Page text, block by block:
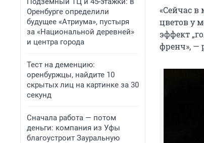
Оренбурге определили
будущее «Атриума», пустыря
за «Национальной деревней»
и центра города
Тест на деменцию:
оренбуржцы, найдите 10
скрытых лиц на картинке за 30
секунд
Сначала работа — потом
деньги: компания из Уфы
благоустроит Зауральную
«Сейчас в
цветов у
эффект
френч», —